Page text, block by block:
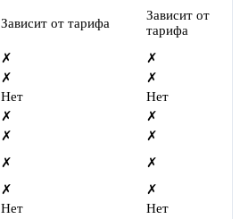
Зависит от тарифа
Зависит от
тарифа
✗
✗
✗
✗
Нет
Нет
✗
✗
✗
✗
✗
✗
✗
✗
Нет Нет